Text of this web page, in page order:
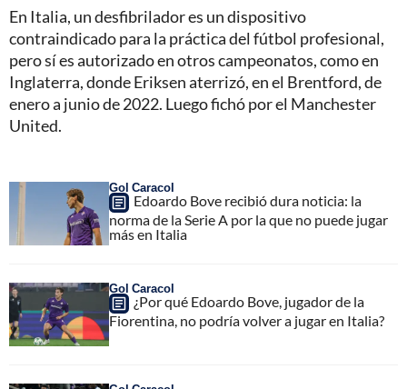
En Italia, un desfibrilador es un dispositivo
contraindicado para la práctica del fútbol profesional,
pero sí es autorizado en otros campeonatos, como en
Inglaterra, donde Eriksen aterrizó, en el Brentford, de
enero a junio de 2022. Luego fichó por el Manchester
United.
Gol Caracol
Edoardo Bove recibió dura noticia: la
norma de la Serie A por la que no puede jugar
más en Italia
Gol Caracol
¿Por qué Edoardo Bove, jugador de la
Fiorentina, no podría volver a jugar en Italia?